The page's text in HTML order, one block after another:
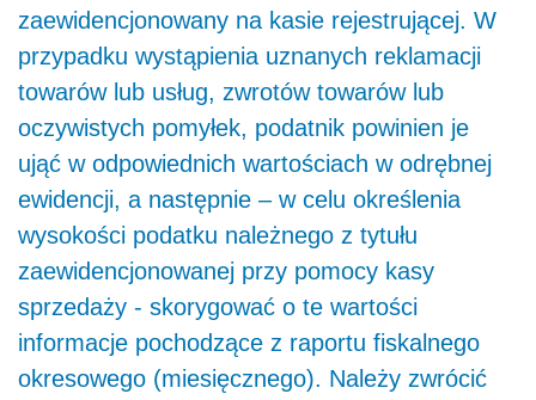
zaewidencjonowany na kasie rejestrującej. W
przypadku wystąpienia uznanych reklamacji
towarów lub usług, zwrotów towarów lub
oczywistych pomyłek, podatnik powinien je
ująć w odpowiednich wartościach w odrębnej
ewidencji, a następnie – w celu określenia
wysokości podatku należnego z tytułu
zaewidencjonowanej przy pomocy kasy
sprzedaży - skorygować o te wartości
informacje pochodzące z raportu fiskalnego
okresowego (miesięcznego). Należy zwrócić